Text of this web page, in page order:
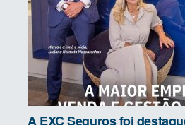
A EXC Seguros foi